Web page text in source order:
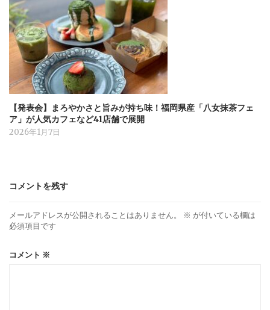
【発表会】まろやかさと旨みが持ち味！福岡県産「八女抹茶フェ
ア」が人気カフェなど41店舗で展開
2026年1月7日
コメントを残す
メールアドレスが公開されることはありません。 ※ が付いている欄は
必須項目です
コメント ※